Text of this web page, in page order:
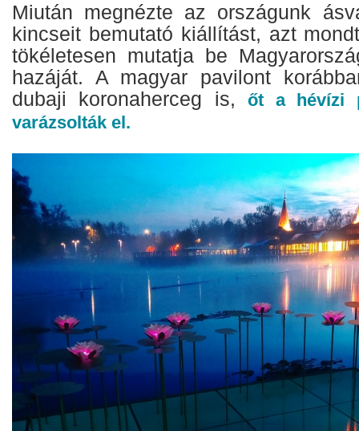
Miután megnézte az országunk
kincseit bemutató kiállítást, azt
tökéletesen mutatja be
hazáját. A magyar pavilont
dubaji koronaherceg is,őt a hévízi
varázsolták el.